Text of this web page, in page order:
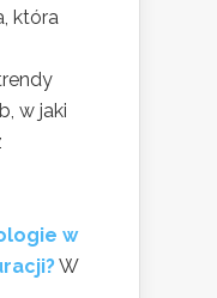
która
w jaki
w
W